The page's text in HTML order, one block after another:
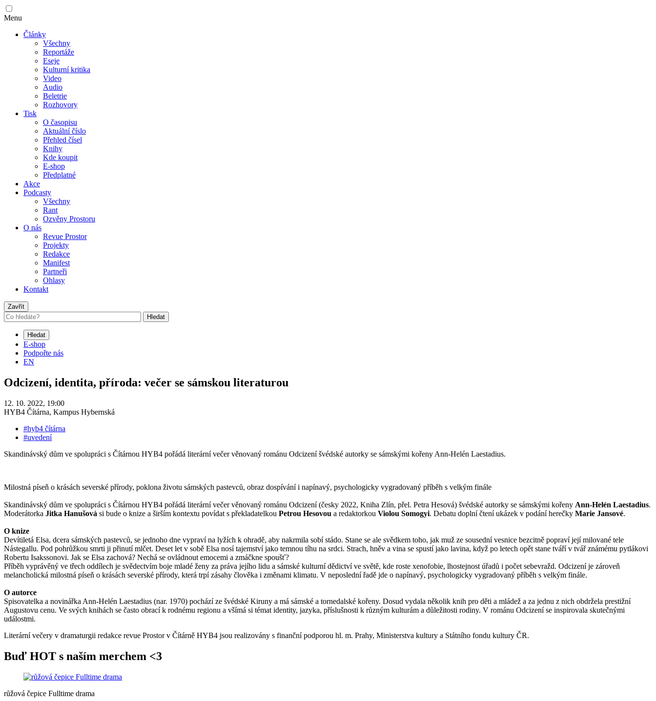
Menu
Články
Všechny
Reportáže
Eseje
Kulturní kritika
Video
Audio
Beletrie
Rozhovory
Tisk
O časopisu
Aktuální číslo
Přehled čísel
Knihy
Kde koupit
E-shop
Předplatné
Akce
Podcasty
Všechny
Rant
Ozvěny Prostoru
O nás
Revue Prostor
Projekty
Redakce
Manifest
Partneři
Ohlasy
Kontakt
Zavřít
Hledat
Hledat
E-shop
Podpořte nás
EN
Odcizení, identita, příroda: večer se sámskou literaturou
12. 10. 2022, 19:00
HYB4 Čítárna, Kampus Hybernská
#hyb4 čítárna
#uvedení
Skandinávský dům ve spolupráci s Čítárnou HYB4 pořádá literární večer věnovaný románu Odcizení švédské autorky se sámskými kořeny Ann-Helén Laestadius.
Milostná píseň o krásách severské přírody, poklona životu sámských pastevců, obraz dospívání i napínavý, psychologicky vygradovaný příběh s velkým finále
Skandinávský dům ve spolupráci s Čítárnou HYB4 pořádá literární večer věnovaný románu Odcizení (česky 2022, Kniha Zlín, přel. Petra Hesová) švédské autorky se sámskými kořeny Ann-Helén Laestadius.
Moderátorka Jitka Hanušová si bude o knize a širším kontextu povídat s překladatelkou Petrou Hesovou a redaktorkou Violou Somogyi. Debatu doplní čtení ukázek v podání herečky Marie Jansové.
O knize
Devítiletá Elsa, dcera sámských pastevců, se jednoho dne vypraví na lyžích k ohradě, aby nakrmila sobí stádo. Stane se ale svědkem toho, jak muž ze sousední vesnice bezcitně popraví její milované tele
Nástegallu. Pod pohrůžkou smrti ji přinutí mlčet. Deset let v sobě Elsa nosí tajemství jako temnou tíhu na srdci. Strach, hněv a vina se spustí jako lavina, když po letech opět stane tváří v tvář známému pytlákovi
Robertu Isakssonovi. Jak se Elsa zachová? Nechá se ovládnout emocemi a zmáčkne spoušť?
Příběh vyprávěný ve třech oddílech je svědectvím boje mladé ženy za práva jejího lidu a sámské kulturní dědictví ve světě, kde roste xenofobie, lhostejnost úřadů i počet sebevražd. Odcizení je zároveň
melancholická milostná píseň o krásách severské přírody, která trpí zásahy člověka i změnami klimatu. V neposlední řadě jde o napínavý, psychologicky vygradovaný příběh s velkým finále.
O autorce
Spisovatelka a novinářka Ann-Helén Laestadius (nar. 1970) pochází ze švédské Kiruny a má sámské a tornedalské kořeny. Dosud vydala několik knih pro děti a mládež a za jednu z nich obdržela prestižní
Augustovu cenu. Ve svých knihách se často obrací k rodnému regionu a všímá si témat identity, jazyka, příslušnosti k různým kulturám a důležitosti rodiny. V románu Odcizení se inspirovala skutečnými
událostmi.
Literární večery v dramaturgii redakce revue Prostor v Čítárně HYB4 jsou realizovány s finanční podporou hl. m. Prahy, Ministerstva kultury a Státního fondu kultury ČR.
Buď HOT s naším merchem <3
růžová čepice Fulltime drama